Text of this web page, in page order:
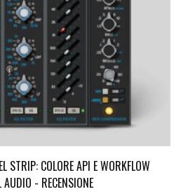
STRIP: COLORE API E WORKFLOW
AUDIO - RECENSIONE